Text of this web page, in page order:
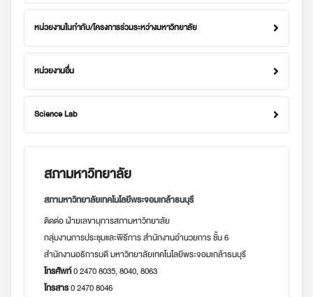
หน่วยงานในกำกับ/โครงการร่วมระหว่างมหาวิทยาลัย
หน่วยงานอื่น
Science Lab
สภามหาวิทยาลัย
สภามหาวิทยาลัยเทคโนโลยีพระจอมเกล้าธนบุรี
ติดต่อ ฝ่ายเลขานุการสภามหาวิทยาลัย
กลุ่มงานการประชุมและพิธีการ สำนักงานอำนวยการ ชั้น 6
สำนักงานอธิการบดี มหาวิทยาลัยเทคโนโลยีพระจอมเกล้าธนบุรี
โทรศัพท์0 2470 8035, 8040, 8063
โทรสาร0 2470 8046